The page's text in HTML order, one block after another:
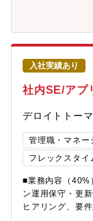
リア展開・業務
異動制度を通じ
Japanの障がい
以上のメンバー
どPwC Japanグ
ータ入力や郵送
す。※PwCの障
ームの拡大を一
この求人の魅力
がい者雇用の未
く、組織づくり
ができる・実働7
軟な働き方を実
をフラットに評
あり、リーダー
環境がある【こ
派遣会社の営業
どの業務品質向
ます。■業務内
レポートの作成
予算策定におけ
事業の事業内容
員、派遣社員、
業務遂行の支援
提案の策定や実
取りを対応して
のコミュニケー
数や年齢構成・
名、管理者社員6
パートナー1名
ムです。正社員
ているためフレ
4日程度の在宅勤
入社実績あり
社内SE/アプ
デロイトトー
管理職・マネー
フレックスタイ
■業務内容（40%
ン運用保守・更
ヒアリング、要